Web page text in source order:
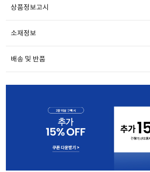
상품정보고시
소재정보
배송 및 반품